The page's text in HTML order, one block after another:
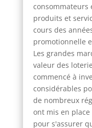
consommateurs
produits et
cours des
promotionnelle
Les grandes
valeur des
commencé à
considérables
de nombreux
ont mis en
pour s'assurer